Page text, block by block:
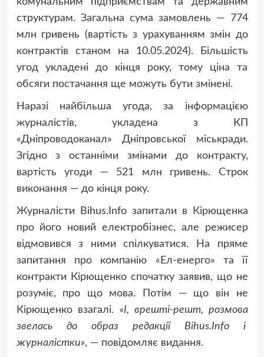
структурам. Загальна сума замовлень — 774
млн гривень (вартість з урахуванням змін до
контрактів станом на 10.05.2024). Більшість
угод укладені до кінця року, тому ціна та
обсяги постачання ще можуть бути змінені.
Наразі найбільша угода, за інформацією
журналістів, укладена з КП
«Дніпроводоканал» Дніпровської міськради.
Згідно з останніми змінами до контракту,
вартість угоди — 521 млн гривень. Строк
виконання — до кінця року.
Журналісти Bihus.Info запитали в Кірющенка
про його новий електробізнес, але режисер
відмовився з ними спілкуватися. На пряме
запитання про компанію «Ел-енерго» та її
контракти Кірющенко спочатку заявив, що не
розуміє, про що мова. Потім — що він не
Кірющенко взагалі. «І, врешті-решт, розмова
звелась до образ редакції Bihus.Info і
журналістки», — повідомляє видання.